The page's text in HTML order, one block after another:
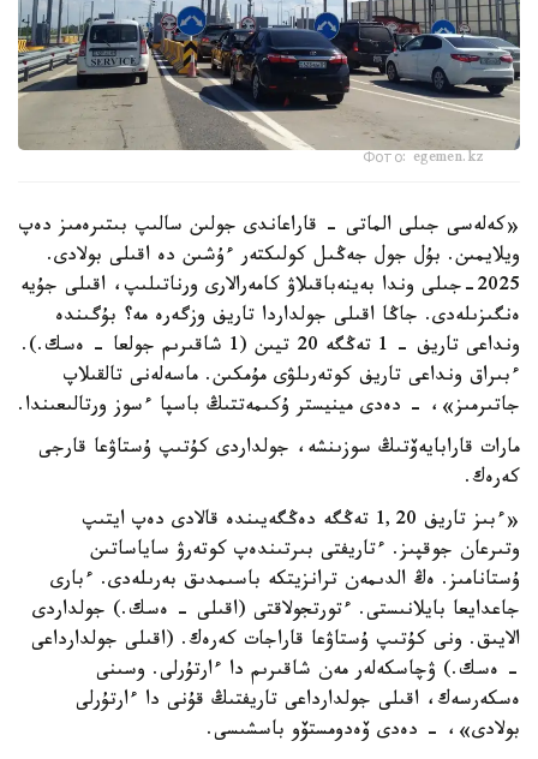
Фото: egemen.kz
«كەلەسى جىلى الماتى - قاراعاندى جولىن سالىپ بىتىرەمىز دەپ
ويلايمىن. بۇل جول جەڭىل كولىكتەر ءۇشىن دە اقىلى بولادى.
2025-جىلى وندا بەينەباقىلاۋ كامەرالارى ورناتىلىپ، اقىلى جۇيە
ەنگىزىلەدى. جاڭا اقىلى جولداردا تاريف وزگەرە مە؟ بۇگىندە
ونداعى تاريف - 1 تەڭگە 20 تيىن (1 شاقىرىم جولعا - ەسك.).
ءبىراق ونداعى تاريف كوتەرىلۋى مۇمكىن. ماسەلەنى تالقىلاپ
جاتىرمىز»، - دەدى مينيستر ۇكىمەتتىڭ باسپا ءسوز ورتالىعىندا.
مارات قارابايەۆتىڭ سوزىنشە، جولداردى كۇتىپ ۇستاۋعا قارجى
كەرەك.
«ءبىز تاريف 1,20 تەڭگە دەڭگەيىندە قالادى دەپ ايتىپ
وتىرعان جوقپىز. ءتاريفتى بىرتىندەپ كوتەرۋ ساياساتىن
ۇستانامىز. ەڭ الدىمەن ترانزيتكە باسىمدىق بەرىلەدى. ءبارى
جاعدايعا بايلانىستى. ءتورتجولاقتى (اقىلى - ەسك.) جولداردى
الايىق. ونى كۇتىپ ۇستاۋعا قاراجات كەرەك. (اقىلى جولدارداعى
- ەسك.) ۋچاسكەلەر مەن شاقىرىم دا ءارتۇرلى. وسىنى
ەسكەرسەك، اقىلى جولدارداعى تاريفتىڭ قۇنى دا ءارتۇرلى
بولادى»، - دەدى ۆەدومستۆو باسشىسى.